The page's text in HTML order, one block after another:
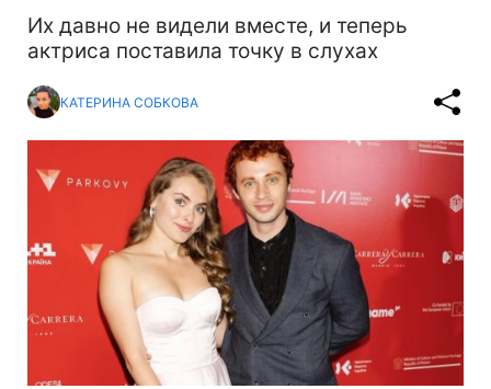
Их давно не видели вместе, и теперь
актриса поставила точку в слухах
КАТЕРИНА СОБКОВА